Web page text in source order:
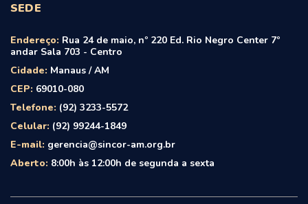
SEDE
Endereço: Rua 24 de maio, nº 220 Ed. Rio Negro Center 7º
andar Sala 703 - Centro
Cidade: Manaus / AM
CEP: 69010-080
Telefone: (92) 3233-5572
Celular: (92) 99244-1849
E-mail: gerencia@sincor-am.org.br
Aberto: 8:00h às 12:00h de segunda a sexta